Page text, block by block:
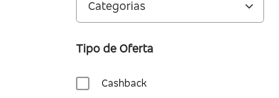
Tipo de Oferta
Cashback